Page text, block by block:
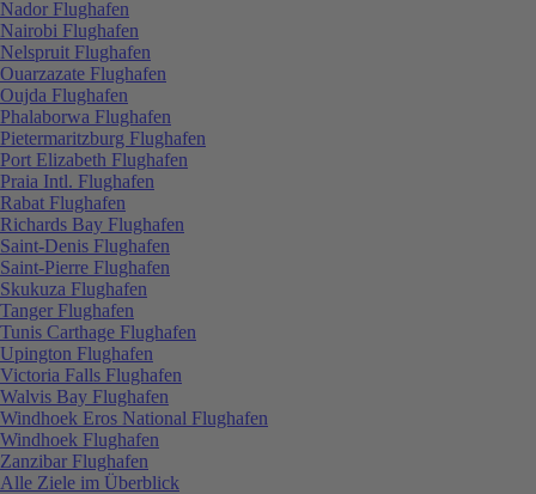
Nador Flughafen
Nairobi Flughafen
Nelspruit Flughafen
Ouarzazate Flughafen
Oujda Flughafen
Phalaborwa Flughafen
Pietermaritzburg Flughafen
Port Elizabeth Flughafen
Praia Intl. Flughafen
Rabat Flughafen
Richards Bay Flughafen
Saint-Denis Flughafen
Saint-Pierre Flughafen
Skukuza Flughafen
Tanger Flughafen
Tunis Carthage Flughafen
Upington Flughafen
Victoria Falls Flughafen
Walvis Bay Flughafen
Windhoek Eros National Flughafen
Windhoek Flughafen
Zanzibar Flughafen
Alle Ziele im Überblick